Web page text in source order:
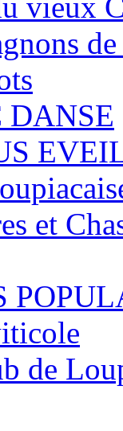
vieux
DANSE
et
de